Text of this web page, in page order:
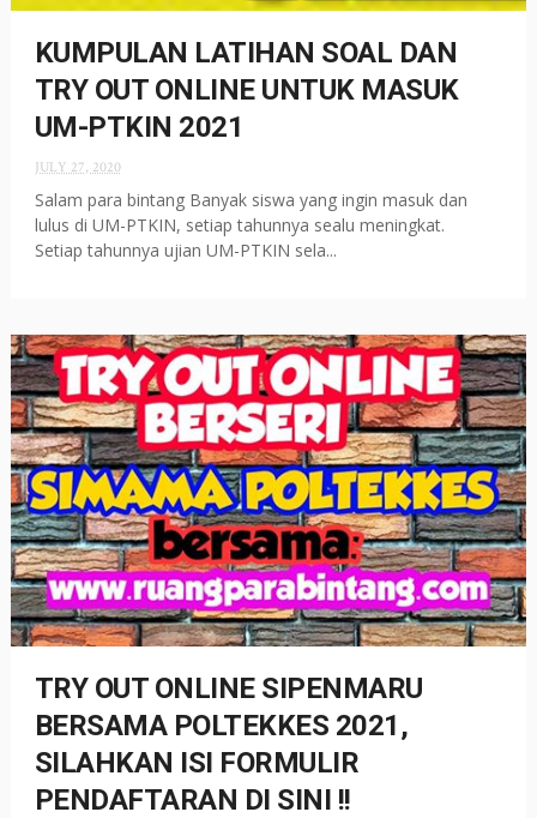
KUMPULAN LATIHAN SOAL DAN
TRY OUT ONLINE UNTUK MASUK
UM-PTKIN 2021
JULY 27, 2020
Salam para bintang Banyak siswa yang ingin masuk dan
lulus di UM-PTKIN, setiap tahunnya sealu meningkat.
Setiap tahunnya ujian UM-PTKIN sela...
TRY OUT ONLINE SIPENMARU
BERSAMA POLTEKKES 2021,
SILAHKAN ISI FORMULIR
PENDAFTARAN DI SINI !!